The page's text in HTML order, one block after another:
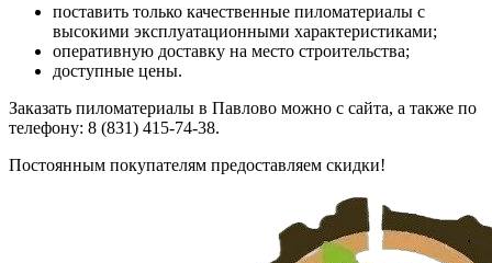
поставить только качественные пиломатериалы с
высокими эксплуатационными характеристиками;
оперативную доставку на место строительства;
доступные цены.
Заказать пиломатериалы в Павлово можно с сайта, а также по
телефону: 8 (831) 415-74-38.
Постоянным покупателям предоставляем скидки!